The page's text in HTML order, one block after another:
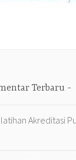
Terbaru
Akreditasi